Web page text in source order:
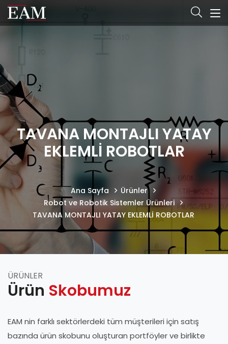
TAVANA MONTAJLI YATAY
EKLEMLİ ROBOTLAR
Ana Sayfa
Ürünler
Robot ve Robotik Sistemler Ürünleri
TAVANA MONTAJLI YATAY EKLEMLİ ROBOTLAR
ÜRÜNLER
Ürün Skobumuz
EAM nin farklı sektörlerdeki tüm müşterileri için satış
bazında ürün skobunu oluşturan portföyler ve birlikte